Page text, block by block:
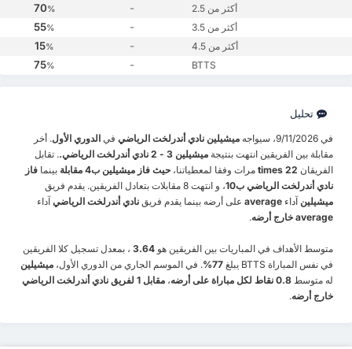
أكثر من 2.5 -
70%
أكثر من 3.5 -
55%
أكثر من 4.5 -
15%
BTTS
-
75%
تحليل
في 9/11/2026، سيواجه ميشيلين نادي أندرلخت الرياضي في الدوري الأول. أخر
مقابلة بين الفريقين انتهت بنتيجة ميشيلين 3 - 2 نادي أندرلخت الرياضي.
. تقابل
الفريقان 22 times مرات وفقا لمعطياتنا، حيث فاز ميشيلين ب4 مقابلة بينما فاز
نادي أندرلخت الرياضي ب10
، و انتهت 8 مقابلات بتعادل الفريقين. يقدم فريق
ميشيلين آداء average على أرضه بينما يقدم فريق نادي أندرلخت الرياضيآداء
average خارج أرضه
.
متوسط الأهداف في المباريات بين الفريقين هو 3.64 ، بمعدل تسجيل كلا الفريقين
في نفس المباراة BTTS يبلغ
77% . في الموسم الجاري من الدوري الأول، ميشيلين
له متوسط 0.8 نقاط لكل مباراة على أرضه ،
مقابل 1 لفريق نادي أندرلخت الرياضي
خارج أرضه.